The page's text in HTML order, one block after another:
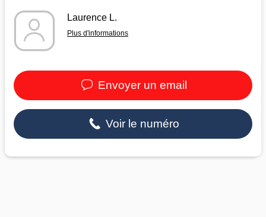
Laurence L.
Plus d'informations
Envoyer un email
Voir le numéro